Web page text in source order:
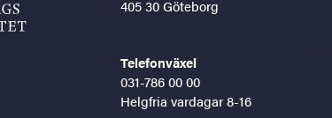
405 30 Göteborg
Telefonväxel
031-786 00 00
Helgfria vardagar 8-16